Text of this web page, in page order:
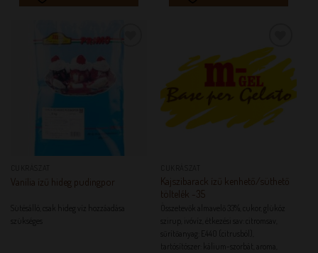
Vanília ízű hideg pudingpor
Sütésálló, csak hideg víz hozzáadása
szükséges
KEDVENCEM!
Kajszibarack ízű kenhető/süthető
töltelék -35
Összetevők almavelő 33%, cukor, glükóz
szirup, ivóvíz, étkezési sav: citromsav,
sűrítőanyag: E440 (citrusból),
tartósítószer: kálium-szorbát, aroma,